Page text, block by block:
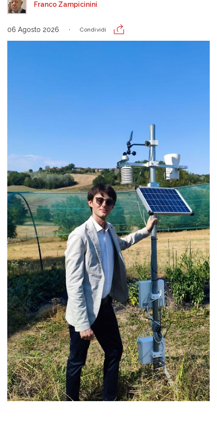
Franco Zampicinini
06 Agosto 2026 Condividi